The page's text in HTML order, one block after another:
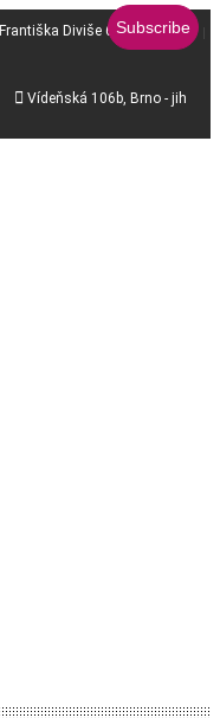
Františka Diviše 68, Praha 10
 Vídeňská 106b, Brno - jih